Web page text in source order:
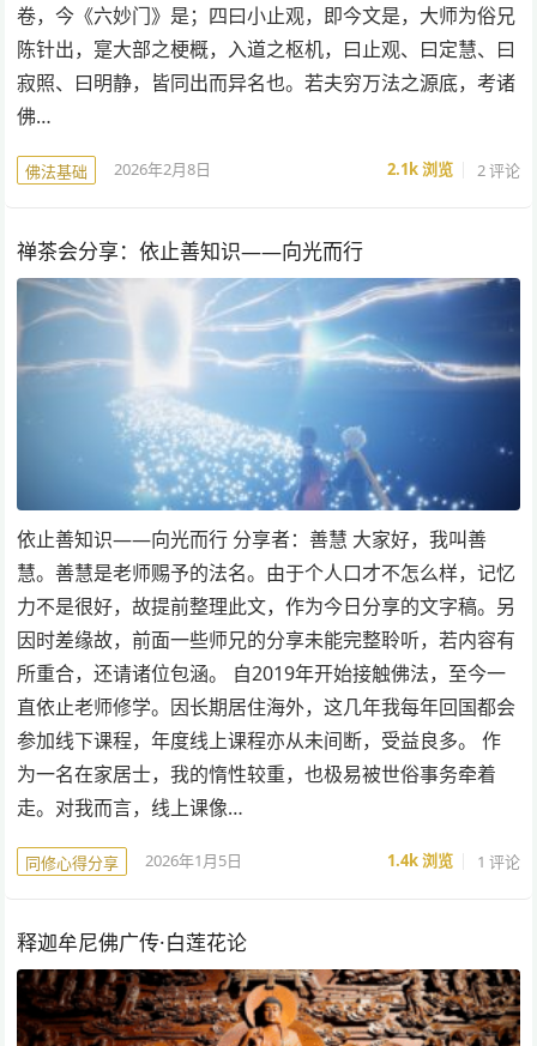
卷，今《六妙门》是；四曰小止观，即今文是，大师为俗兄
陈针出，寔大部之梗概，入道之枢机，曰止观、曰定慧、曰
寂照、曰明静，皆同出而异名也。若夫穷万法之源底，考诸
佛…
佛法基础 2026年2月8日 2.1k浏览 2 评论
禅茶会分享：依止善知识——向光而行
依止善知识——向光而行 分享者：善慧 大家好，我叫善
慧。善慧是老师赐予的法名。由于个人口才不怎么样，记忆
力不是很好，故提前整理此文，作为今日分享的文字稿。另
因时差缘故，前面一些师兄的分享未能完整聆听，若内容有
所重合，还请诸位包涵。 自2019年开始接触佛法，至今一
直依止老师修学。因长期居住海外，这几年我每年回国都会
参加线下课程，年度线上课程亦从未间断，受益良多。 作
为一名在家居士，我的惰性较重，也极易被世俗事务牵着
走。对我而言，线上课像…
同修心得分享 2026年1月5日 1.4k浏览 1 评论
释迦牟尼佛广传·白莲花论